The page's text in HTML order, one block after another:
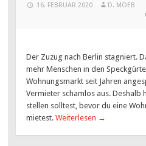
16. FEBRUAR 2020
D. MOEB
Der Zuzug nach Berlin stagniert.
mehr Menschen in den
Wohnungsmarkt seit Jahren
Vermieter schamlos aus. Deshalb
stellen solltest, bevor du eine
mietest.Weiterlesen →